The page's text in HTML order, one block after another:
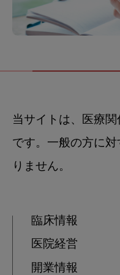
当サイトは、医療
です。一般の方に
りません。
臨床情報
医院経営
開業情報